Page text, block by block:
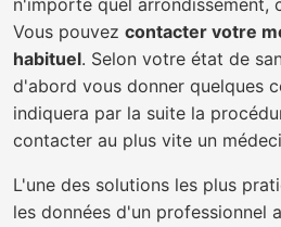
n'importe quel arrondissement,
Vous pouvez contacter votre
habituel. Selon votre état de
d'abord vous donner quelques
indiquera par la suite la
contacter au plus vite un
L'une des solutions les plus
les données d'un professionnel